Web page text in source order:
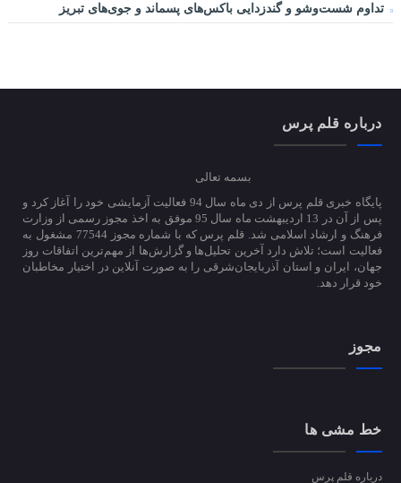
تداوم شست‌وشو و گندزدایی باکس‌های پسماند و جوی‌های تبریز
درباره قلم پرس
بسمه تعالی
پایگاه خبری قلم پرس از دی ماه سال 94 فعالیت آزمایشی خود را آغاز کرد و
پس از آن در 13 اردیبهشت ماه سال 95 موفق به اخذ مجوز رسمی از وزارت
فرهنگ و ارشاد اسلامی شد. قلم پرس که با شماره مجوز 77544 مشغول به
فعالیت است؛ تلاش دارد آخرین تحلیل‌ها و گزارش‌ها از مهم‌ترین اتفاقات روز
جهان، ایران و استان آذربایجان‌شرقی را به صورت آنلاین در اختیار مخاطبان
خود قرار دهد.
مجوز
خط مشی ها
درباره قلم پرس